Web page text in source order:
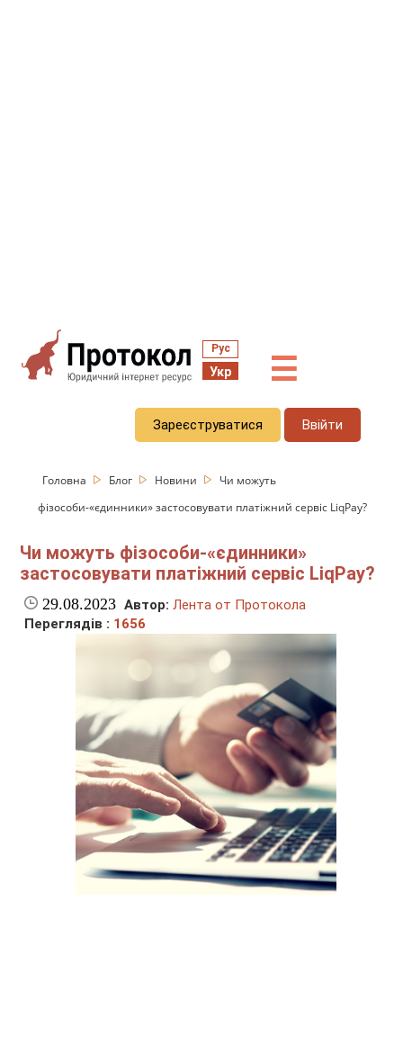
Рус
Укр ☰
Зареєструватися Ввійти
Головна Блог Новини
Чи можуть
фізособи-«єдинники» застосовувати платіжний сервіс LiqPay?
Чи можуть фізособи-«єдинники»
застосовувати платіжний сервіс LiqPay?
29.08.2023 Автор: Лента от Протокола
Переглядів : 1656